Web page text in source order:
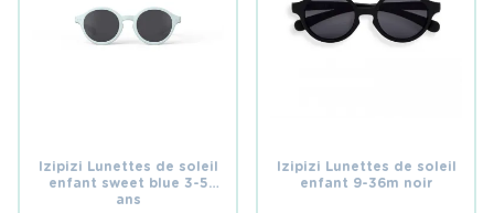
Izipizi Lunettes de soleil
enfant sweet blue 3-5
ans
Izipizi Lunettes de soleil
enfant 9-36m noir